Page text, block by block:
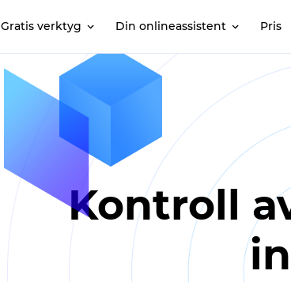
Gratis verktyg Din onlineassistent Pris
Kontroll